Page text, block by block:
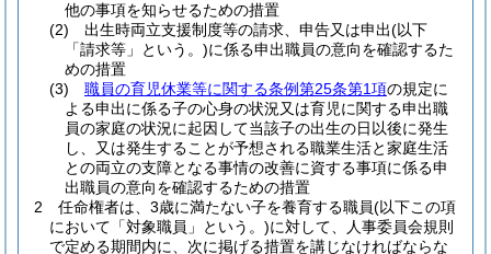
他の事項を知らせるための措置
(2)
出生時両立支援制度等の請求、申告又は申出(以下
「請求等」という。)に係る申出職員の意向を確認するた
めの措置
(3)
職員の育児休業等に関する条例第25条第1項の規定に
よる申出に係る子の心身の状況又は育児に関する申出職
員の家庭の状況に起因して当該子の出生の日以後に発生
し、又は発生することが予想される職業生活と家庭生活
との両立の支障となる事情の改善に資する事項に係る申
出職員の意向を確認するための措置
2
任命権者は、3歳に満たない子を養育する職員(以下この項
において「対象職員」という。)に対して、人事委員会規則
で定める期間内に、次に掲げる措置を講じなければならな